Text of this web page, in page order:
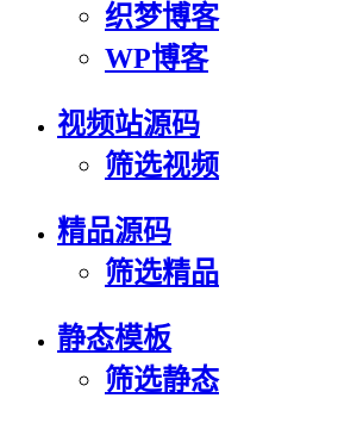
织梦博客
WP博客
视频站源码
筛选视频
精品源码
筛选精品
静态模板
筛选静态